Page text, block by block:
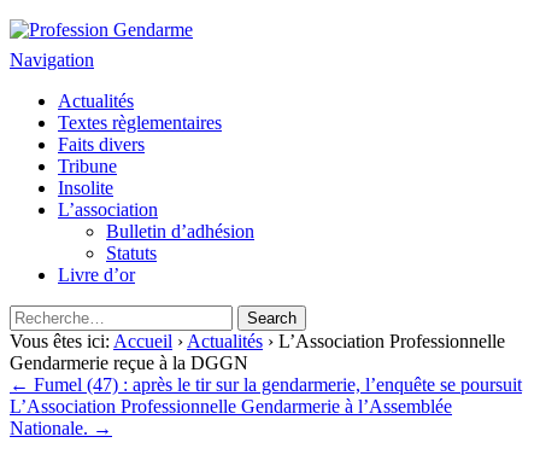
Profession Gendarme
Le journal des gendarmes
Navigation
Actualités
Textes règlementaires
Faits divers
Tribune
Insolite
L’association
Bulletin d’adhésion
Statuts
Livre d’or
Vous êtes ici: Accueil › Actualités › L’Association Professionnelle
Gendarmerie reçue à la DGGN
← Fumel (47) : après le tir sur la gendarmerie, l’enquête se poursuit
L’Association Professionnelle Gendarmerie à l’Assemblée
Nationale. →